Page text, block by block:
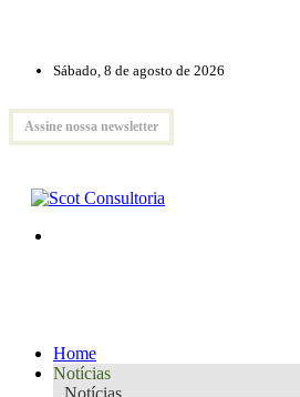
Sábado, 8 de agosto de 2026
Assine nossa newsletter
Home
Notícias
Notícias